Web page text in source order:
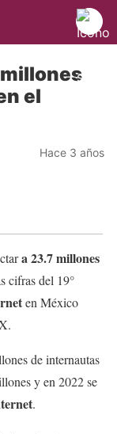
el
Hace 3 años
a 23.7 millones
cifras del 19°
en México
de internautas
y en 2022 se
.